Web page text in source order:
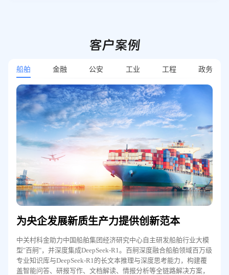
客户案例
船舶 金融 公安 工业 工程 政务
为央企发展新质生产力提供创新范本
中关村科金助力中国船舶集团经济研究中心自主研发船舶行业大模
型"百舸"，并深度集成DeepSeek-R1。百舸深度融合船舶领域百万级
专业知识库与DeepSeek-R1的长文本推理与深度思考能力，构建覆
盖智能问答、研报写作、文档解读、情报分析等全链路解决方案，